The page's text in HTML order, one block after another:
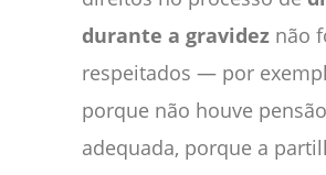
durante a gravidez não
respeitados — por
porque não houve pensão
adequada, porque a